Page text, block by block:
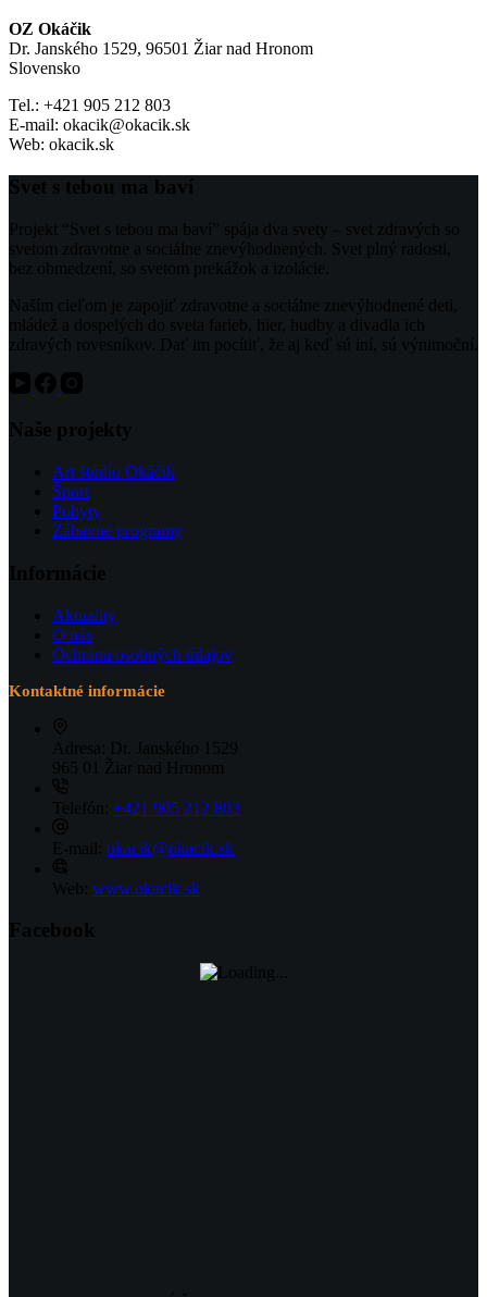
OZ Okáčik
Dr. Janského 1529, 96501 Žiar nad Hronom
Slovensko
Tel.: +421 905 212 803
E-mail: okacik@okacik.sk
Web: okacik.sk
Svet s tebou ma baví
Projekt “Svet s tebou ma baví” spája dva svety – svet zdravých so
svetom zdravotne a sociálne znevýhodnených. Svet plný radosti,
bez obmedzení, so svetom prekážok a izolácie.
Naším cieľom je zapojiť zdravotne a sociálne znevýhodnené deti,
mládež a dospelých do sveta farieb, hier, hudby a divadla ich
zdravých rovesníkov. Dať im pocítiť, že aj keď sú iní, sú výnimoční.
Naše projekty
Art štúdio Okáčik
Šport
Pobyty
Zábavné programy
Informácie
Aktuality
O nás
Ochrana osobných údajov
Kontaktné informácie
Adresa:
Dr. Janského 1529
965 01 Žiar nad Hronom
Telefón: +421 905 212 803
E-mail: okacik@okacik.sk
Web: www.okacik.sk
Facebook